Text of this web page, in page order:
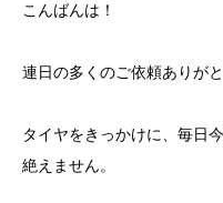
こんばんは！
連日の多くのご依頼ありが
タイヤをきっかけに、毎日
絶えません。